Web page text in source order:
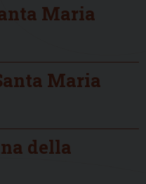
Maria
Maria
della